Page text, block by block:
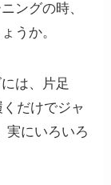
ングの時、
うか。
は、片足
だけでジャ
実にいろいろ